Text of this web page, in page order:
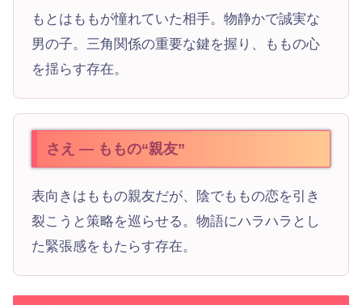
もとはももが憧れていた相手。物静かで誠実な
男の子。三角関係の重要な鍵を握り、ももの心
を揺らす存在。
さえ — ももの“親友”
表向きはももの親友だが、陰でももの恋を引き
裂こうと策略を巡らせる。物語にハラハラとし
た緊張感をもたらす存在。